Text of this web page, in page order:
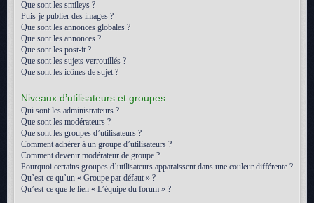
Que sont les smileys ?
Puis-je publier des images ?
Que sont les annonces globales ?
Que sont les annonces ?
Que sont les post-it ?
Que sont les sujets verrouillés ?
Que sont les icônes de sujet ?
Niveaux d’utilisateurs et groupes
Qui sont les administrateurs ?
Que sont les modérateurs ?
Que sont les groupes d’utilisateurs ?
Comment adhérer à un groupe d’utilisateurs ?
Comment devenir modérateur de groupe ?
Pourquoi certains groupes d’utilisateurs apparaissent dans une couleur différente ?
Qu’est-ce qu’un « Groupe par défaut » ?
Qu’est-ce que le lien « L’équipe du forum » ?